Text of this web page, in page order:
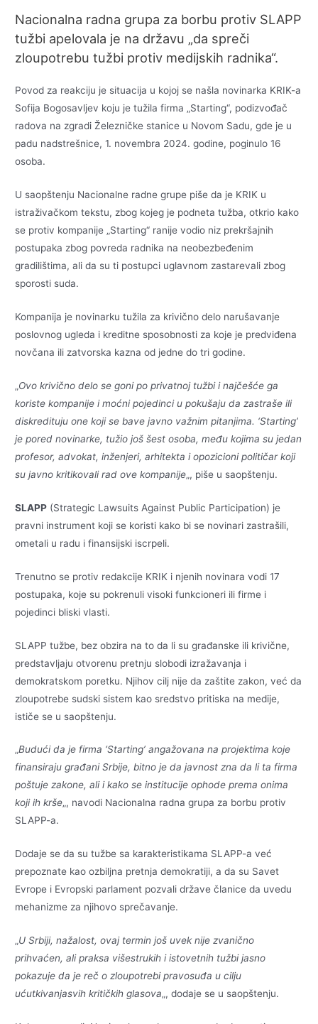
Nacionalna radna grupa za borbu protiv SLAPP
tužbi apelovala je na državu „da spreči
zloupotrebu tužbi protiv medijskih radnika“.
Povod za reakciju je situacija u kojoj se našla novinarka KRIK-a
Sofija Bogosavljev koju je tužila firma „Starting“, podizvođač
radova na zgradi Železničke stanice u Novom Sadu, gde je u
padu nadstrešnice, 1. novembra 2024. godine, poginulo 16
osoba.
U saopštenju Nacionalne radne grupe piše da je KRIK u
istraživačkom tekstu, zbog kojeg je podneta tužba, otkrio kako
se protiv kompanije „Starting“ ranije vodio niz prekršajnih
postupaka zbog povreda radnika na neobezbeđenim
gradilištima, ali da su ti postupci uglavnom zastarevali zbog
sporosti suda.
Kompanija je novinarku tužila za krivično delo narušavanje
poslovnog ugleda i kreditne sposobnosti za koje je predviđena
novčana ili zatvorska kazna od jedne do tri godine.
„ Ovo krivično delo se goni po privatnoj tužbi i najčešće ga
koriste kompanije i moćni pojedinci u pokušaju da zastraše ili
diskredituju one koji se bave javno važnim pitanjima. ‘Starting’
je pored novinarke, tužio još šest osoba, među kojima su jedan
profesor, advokat, inženjeri, arhitekta i opozicioni političar koji
su javno kritikovali rad ove kompanije„, piše u saopštenju.
SLAPP (Strategic Lawsuits Against Public Participation) je
pravni instrument koji se koristi kako bi se novinari zastrašili,
ometali u radu i finansijski iscrpeli.
Trenutno se protiv redakcije KRIK i njenih novinara vodi 17
postupaka, koje su pokrenuli visoki funkcioneri ili firme i
pojedinci bliski vlasti.
SLAPP tužbe, bez obzira na to da li su građanske ili krivične,
predstavljaju otvorenu pretnju slobodi izražavanja i
demokratskom poretku. Njihov cilj nije da zaštite zakon, već da
zloupotrebe sudski sistem kao sredstvo pritiska na medije,
ističe se u saopštenju.
„Budući da je firma ‘Starting’ angažovana na projektima koje
finansiraju građani Srbije, bitno je da javnost zna da li ta firma
poštuje zakone, ali i kako se institucije ophode prema onima
koji ih krše„, navodi Nacionalna radna grupa za borbu protiv
SLAPP-a.
Dodaje se da su tužbe sa karakteristikama SLAPP-a već
prepoznate kao ozbiljna pretnja demokratiji, a da su Savet
Evrope i Evropski parlament pozvali države članice da uvedu
mehanizme za njihovo sprečavanje.
„U Srbiji, nažalost, ovaj termin još uvek nije zvanično
prihvaćen, ali praksa višestrukih i istovetnih tužbi jasno
pokazuje da je reč o zloupotrebi pravosuđa u cilju
ućutkivanjasvih kritičkih glasova„, dodaje se u saopštenju.